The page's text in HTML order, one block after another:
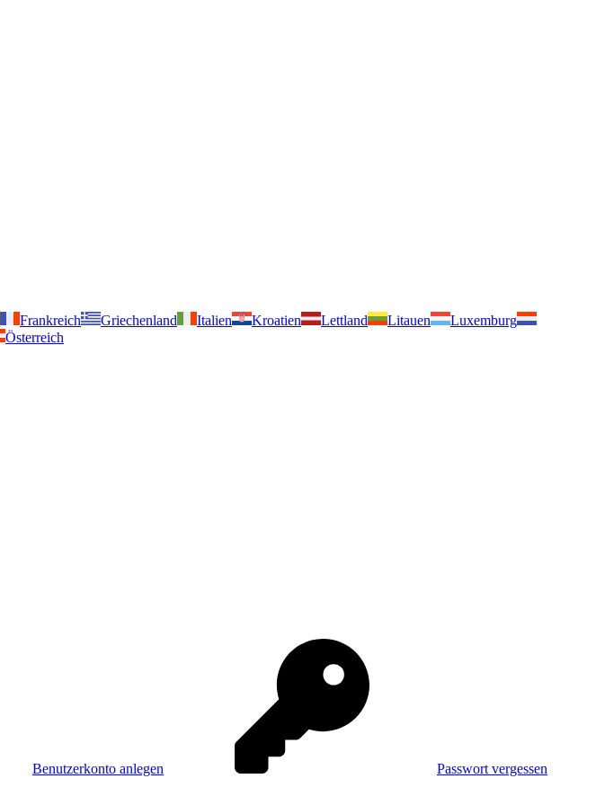
Frankreich Griechenland Italien Kroatien Lettland Litauen
Luxemburg
Österreich
Benutzerkonto anlegen Passwort vergessen